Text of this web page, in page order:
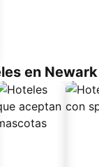
en Newark